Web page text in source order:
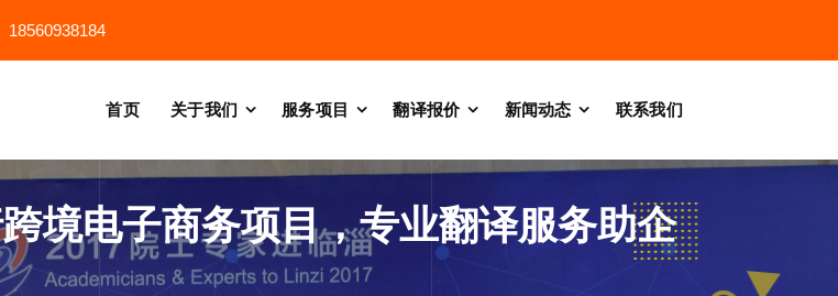
18560938184
首页 关于我们 服务项目 翻译报价 新闻动态 联系我们
境电子商务项目，专业翻译服务助企